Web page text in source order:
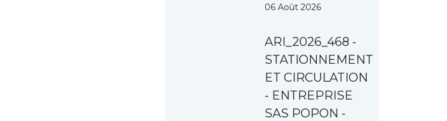
06 Août 2026
ARI_2026_468 -
STATIONNEMENT
ET CIRCULATION
- ENTREPRISE
SAS POPON -